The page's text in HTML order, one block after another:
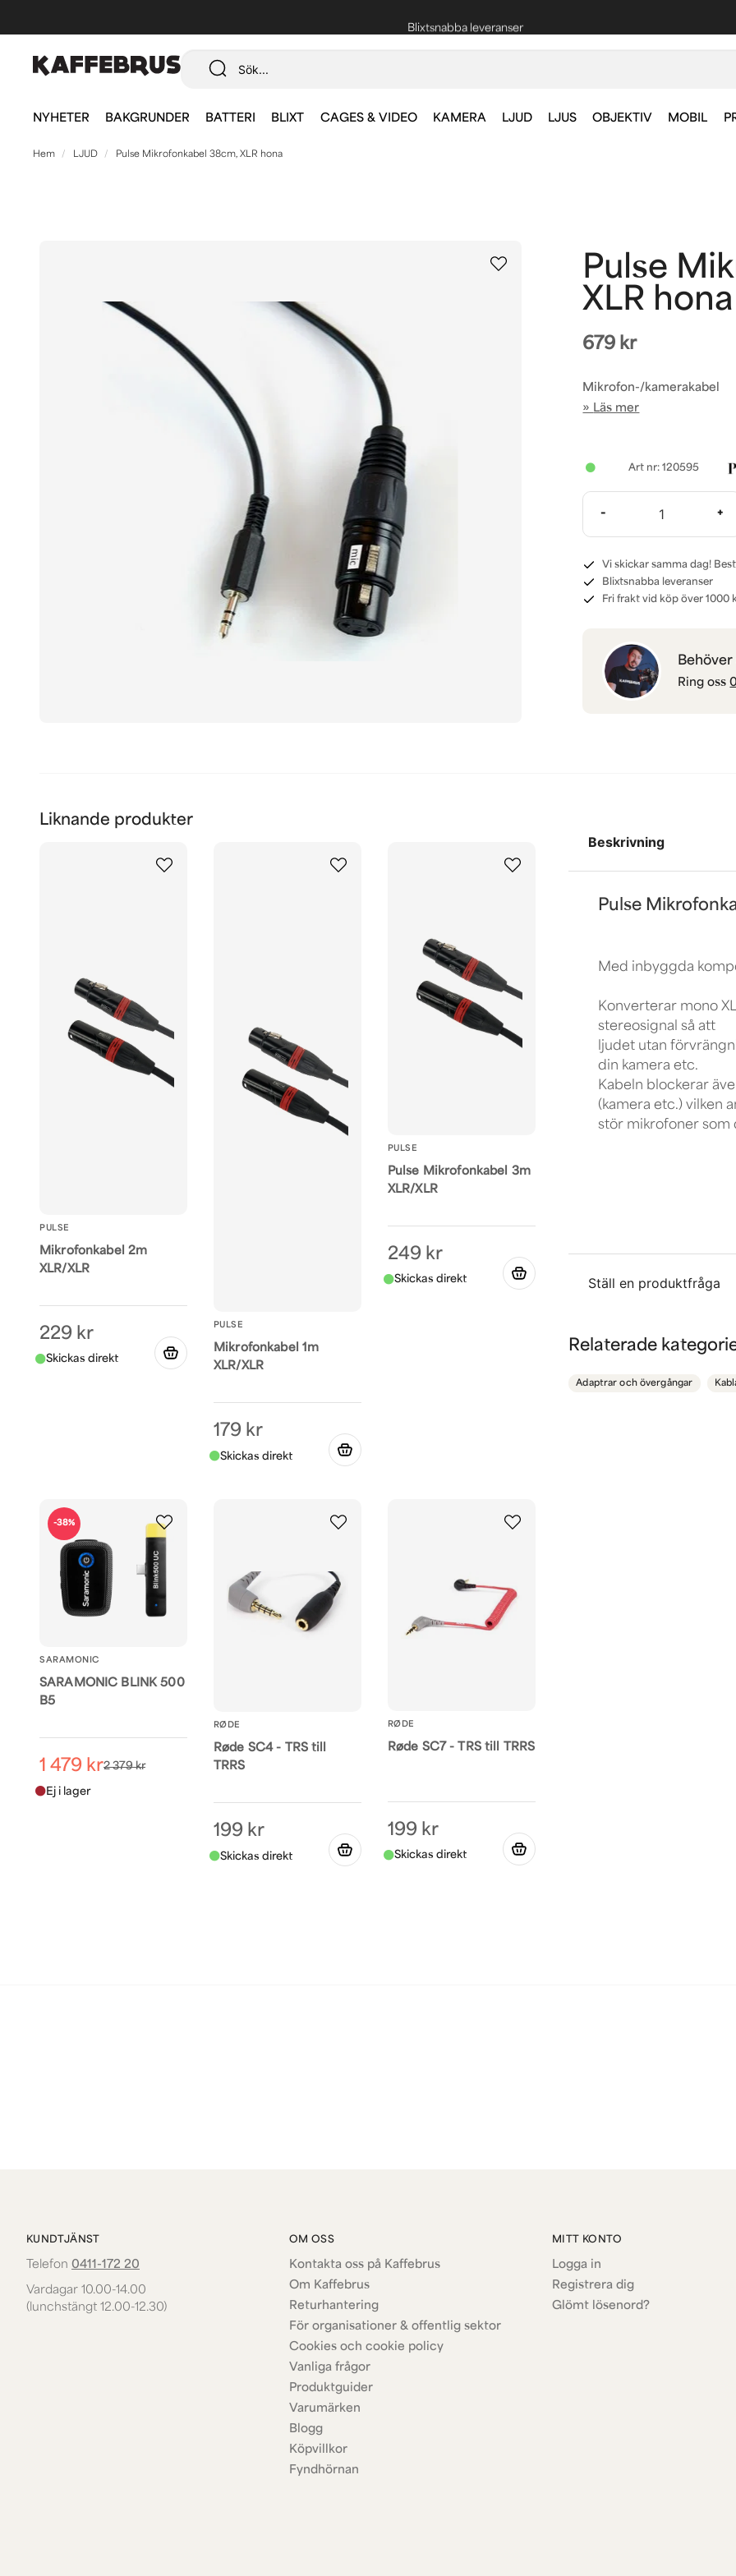
NYHETER BAKGRUNDER BATTERI BLIXT CAGES & VIDEO KAMERA LJUD LJUS OBJEKTIV MOBIL
Hem LJUD Pulse Mikrofonkabel 38cm, XLR hona
Pulse
XLR hona
679 kr
Mikrofon-/kamerakabel
Läs mer
120595
- +
Vi skickar samma dag!
Blixtsnabba leveranser
Fri frakt vid köp över 1000
Ring oss
Liknande produkter
PULSE
Mikrofonkabel 2m
XLR/XLR
229 kr PULSE
Mikrofonkabel 1m
XLR/XLR
179 kr
PULSE
Pulse Mikrofonkabel 3m
XLR/XLR
249 kr
SARAMONIC
SARAMONIC BLINK 500
B5
2 379 kr
1 479 kr
-38%
RØDE
Røde SC4 - TRS till
TRRS
199 kr
RØDE
Røde SC7 - TRS till TRRS
199 kr
Beskrivning
Pulse
Med inbyggda
Konverterar mono
stereosignal så att
ljudet utan
din kamera etc.
Kabeln blockerar
(kamera etc.) vilken
stör mikrofoner som
Ställ en produktfråga
Fråga oss något om
Relaterade
Adaptrar och övergångar
KUNDTJÄNST
Telefon 0411-172 20
Vardagar 10.00-14.00
(lunchstängt 12.00-12.30)
OM OSS
Kontakta oss på Kaffebrus
Om Kaffebrus
Returhantering
För organisationer & offentlig sektor
Cookies och cookie policy
Vanliga frågor
Produktguider
Varumärken
Blogg
Köpvillkor
Fyndhörnan
MITT KONTO
Logga in
Registrera dig
Glömt lösenord?